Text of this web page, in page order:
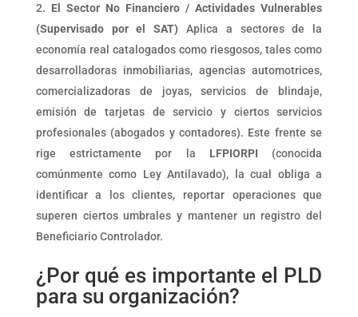
El Sector No Financiero / Actividades Vulnerables
(Supervisado por el SAT) Aplica a sectores de la
economía real catalogados como riesgosos, tales como
desarrolladoras inmobiliarias, agencias automotrices,
comercializadoras de joyas, servicios de blindaje,
emisión de tarjetas de servicio y ciertos servicios
profesionales (abogados y contadores). Este frente se
rige estrictamente por la LFPIORPI (conocida
comúnmente como Ley Antilavado), la cual obliga a
identificar a los clientes, reportar operaciones que
superen ciertos umbrales y mantener un registro del
Beneficiario Controlador.
¿Por qué es importante el PLD
para su organización?